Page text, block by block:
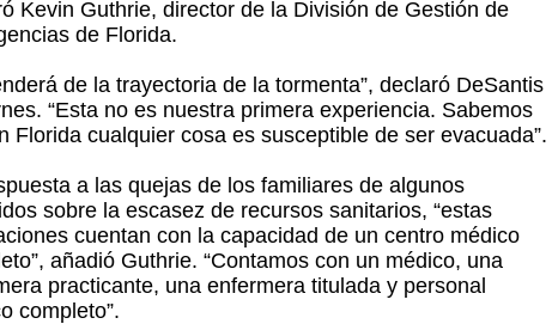
Kevin Guthrie, director de la División de Gestión de
de Florida.
de la trayectoria de la tormenta”, declaró DeSantis
“Esta no es nuestra primera experiencia. Sabemos
Florida cualquier cosa es susceptible de ser evacuada”.
a las quejas de los familiares de algunos
sobre la escasez de recursos sanitarios, “estas
cuentan con la capacidad de un centro médico
añadió Guthrie. “Contamos con un médico, una
practicante, una enfermera titulada y personal
completo”.